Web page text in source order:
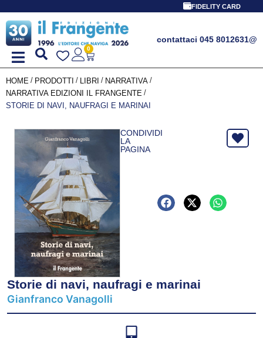
FIDELITY CARD
contattaci 045 8012631@
0
HOME / PRODOTTI / LIBRI / NARRATIVA /
NARRATIVA EDIZIONI IL FRANGENTE /
STORIE DI NAVI, NAUFRAGI E MARINAI
CONDIVIDI
LA
PAGINA
Storie di navi, naufragi e marinai
Gianfranco Vanagolli